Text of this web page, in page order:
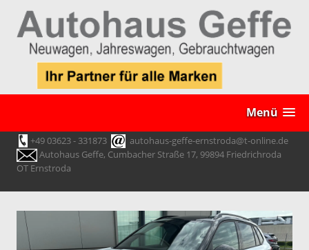
Menü
+49 03623 - 331873
autohaus-geffe-ernstroda@t-online.de
Autohaus Geffe, Cumbacher Straße 17, 99894 Friedrichroda
OT Ernstroda